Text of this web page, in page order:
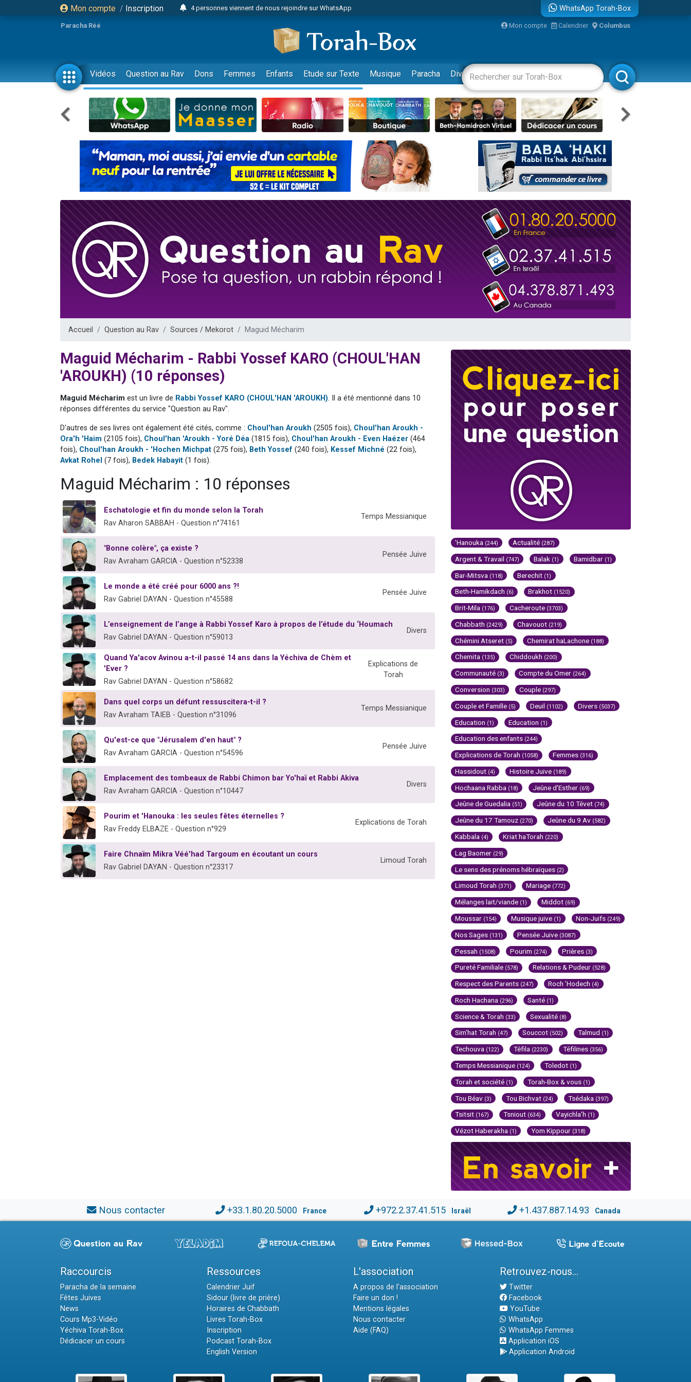
Mon compte / Inscription
4 personnes viennent de nous rejoindre sur WhatsApp
Odaya vient de donner son Maasser
3 personnes viennent de faire un don pour 5 jours de vacances aux Orphelins
3 personnes viennent de faire un don pour Diane, 80 ans, dans un appartement insalubre
13 personnes viennent de demander une bénédiction
2 personnes viennent de nous rejoindre sur WhatsApp
30 personnes viennent de faire un don pour Sauvez la jambe de Yohan
Il reste 49 places pour étudier en groupe sur Zoom
12 nouvelles musiques dans Torah-Box Music
3 personnes viennent de nous rejoindre sur WhatsApp
2 personnes viennent de nous rejoindre sur WhatsApp
3 personnes viennent de nous rejoindre sur WhatsApp
2 nouvelles musiques dans Torah-Box Music
8 personnes viennent de faire un don pour Tsédaka : pauvres d'Israel
Nouvelle émission radio : Visions de grandeur n°104 : Le Chabbath et le Birkat Hamazone à travers le temps
61 personnes viennent de demander une bénédiction
Ariel vient de donner son Maasser
Il reste 49 places pour étudier en groupe sur Zoom
WhatsApp Torah-Box
Paracha Réé Mon compte Calendrier Columbus
Vidéos Question au Rav Dons Femmes Enfants Etude sur Texte Musique Paracha Divertissements Livres Rabbanim
Accueil Question au Rav Sources / Mekorot Maguid Mécharim
Maguid Mécharim - Rabbi Yossef KARO (CHOUL'HAN
'AROUKH) (10 réponses)
Maguid Mécharim est un livre de Rabbi Yossef KARO (CHOUL'HAN 'AROUKH). Il a été mentionné dans 10
réponses différentes du service "Question au Rav".
D'autres de ses livres ont également été cités, comme : Choul'han Aroukh (2505 fois), Choul'han Aroukh -
Ora'h 'Haim (2105 fois), Choul'han 'Aroukh - Yoré Déa (1815 fois), Choul'han Aroukh - Even Haézer (464
fois), Choul'han Aroukh - 'Hochen Michpat (275 fois), Beth Yossef (240 fois), Kessef Michné (22 fois),
Avkat Rohel (7 fois), Bedek Habayit (1 fois).
Maguid Mécharim : 10 réponses
Eschatologie et fin du monde selon la Torah
Rav Aharon SABBAH - Question n°74161
Temps Messianique
"Bonne colère", ça existe ?
Rav Avraham GARCIA - Question n°52338
Pensée Juive
Le monde a été créé pour 6000 ans ?!
Rav Gabriel DAYAN - Question n°45588
Pensée Juive
L’enseignement de l’ange à Rabbi Yossef Karo à propos de l’étude du ‘Houmach
Rav Gabriel DAYAN - Question n°59013
Divers
Quand Ya'acov Avinou a-t-il passé 14 ans dans la Yéchiva de Chèm et
'Ever ?
Rav Gabriel DAYAN - Question n°58682
Explications de
Torah
Dans quel corps un défunt ressuscitera-t-il ?
Rav Avraham TAIEB - Question n°31096
Temps Messianique
Qu'est-ce que "Jérusalem d'en haut" ?
Rav Avraham GARCIA - Question n°54596
Pensée Juive
Emplacement des tombeaux de Rabbi Chimon bar Yo'haï et Rabbi Akiva
Rav Avraham GARCIA - Question n°10447
Divers
Pourim et 'Hanouka : les seules fêtes éternelles ?
Rav Freddy ELBAZE - Question n°929
Explications de Torah
Faire Chnaïm Mikra Véé'had Targoum en écoutant un cours
Rav Gabriel DAYAN - Question n°23317
Limoud Torah
'Hanouka (244) Actualité (287)
Argent & Travail (747) Balak (1) Bamidbar (1)
Bar-Mitsva (118) Berechit (1)
Beth-Hamikdach (6) Brakhot (1520)
Brit-Mila (176) Cacheroute (3703)
Chabbath (2429) Chavouot (219)
Chémini Atseret (5) Chemirat haLachone (188)
Chemita (135) Chiddoukh (200)
Communauté (3) Compte du Omer (264)
Conversion (303) Couple (297)
Couple et Famille (5) Deuil (1102) Divers (5037)
Education (1) Education (1)
Education des enfants (244)
Explications de Torah (1058) Femmes (316)
Hassidout (4) Histoire Juive (189)
Hochaana Rabba (18) Jeûne d'Esther (69)
Jeûne de Guedalia (51) Jeûne du 10 Tévet (74)
Jeûne du 17 Tamouz (270) Jeûne du 9 Av (582)
Kabbala (4) Kriat haTorah (220)
Lag Baomer (29)
Le sens des prénoms hébraïques (2)
Limoud Torah (371) Mariage (772)
Mélanges lait/viande (1) Middot (69)
Moussar (154) Musique juive (1) Non-Juifs (249)
Nos Sages (131) Pensée Juive (3087)
Pessah (1508) Pourim (274) Prières (3)
Pureté Familiale (578) Relations & Pudeur (528)
Respect des Parents (247) Roch 'Hodech (4)
Roch Hachana (296) Santé (1)
Science & Torah (33) Sexualité (8)
Sim'hat Torah (47) Souccot (502) Talmud (1)
Techouva (122) Téfila (2230) Téfilines (356)
Temps Messianique (124) Toledot (1)
Torah et société (1) Torah-Box & vous (1)
Tou Béav (3) Tou Bichvat (24) Tsédaka (397)
Tsitsit (167) Tsniout (634) Vayichla'h (1)
Vézot Haberakha (1) Yom Kippour (318)
Nous contacter +33.1.80.20.5000 France +972.2.37.41.515 Israël +1.437.887.14.93 Canada
Raccourcis
Paracha de la semaine
Fêtes Juives
News
Cours Mp3-Vidéo
Yéchiva Torah-Box
Dédicacer un cours
Ressources
Calendrier Juif
Sidour (livre de prière)
Horaires de Chabbath
Livres Torah-Box
Inscription
Podcast Torah-Box
English Version
L'association
A propos de l'association
Faire un don !
Mentions légales
Nous contacter
Aide (FAQ)
Retrouvez-nous...
Twitter
Facebook
YouTube
WhatsApp
WhatsApp Femmes
Application iOS
Application Android